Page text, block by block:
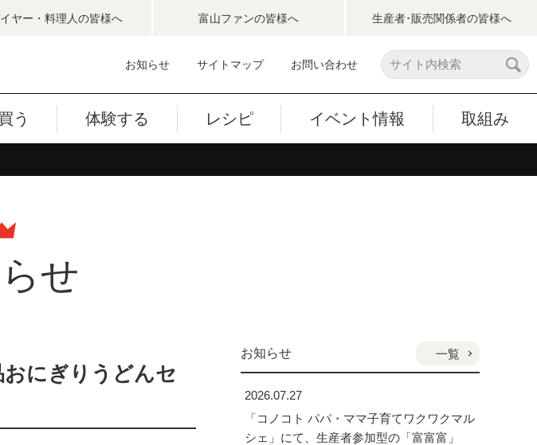
ヤー・料理人の皆様へ 富山ファンの皆様へ 生産者･販売関係者の皆様へ
お知らせ サイトマップ お問い合わせ
買う 体験する レシピ イベント情報 取組み
せ
おにぎりうどんセ
お知らせ 一覧
2026.07.27
「コノコト パパ・ママ子育てワクワクマル
シェ」にて、生産者参加型の「富富富」